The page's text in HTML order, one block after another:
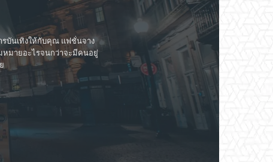
รบันเทิงให้กับคุณ แฟชั่นจาง
หมายอะไรจนกว่าจะมีคนอยู่